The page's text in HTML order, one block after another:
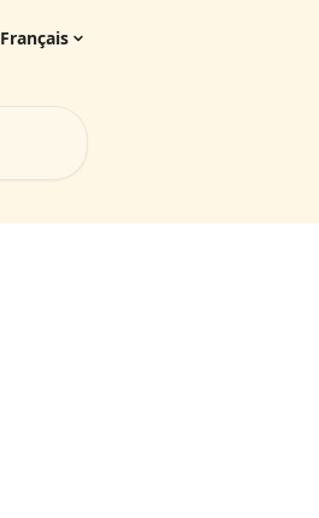
Français